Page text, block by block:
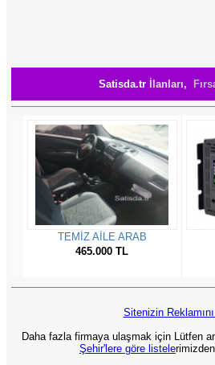
Satisda.tr İlanları,
Sitenizin
Daha fazla firmaya ulaşmak için Lütfen
Şehir'lere göre listele